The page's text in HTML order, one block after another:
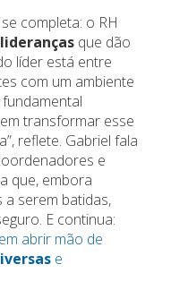
completa: o RH
lideranças que dão
líder está entre
com um ambiente
transformar esse
reflete. Gabriel fala
e
que, embora
serem batidas,
E continua:
abrir mão de
e